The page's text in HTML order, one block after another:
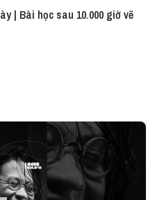
| Bài học sau 10.000 giờ vẽ